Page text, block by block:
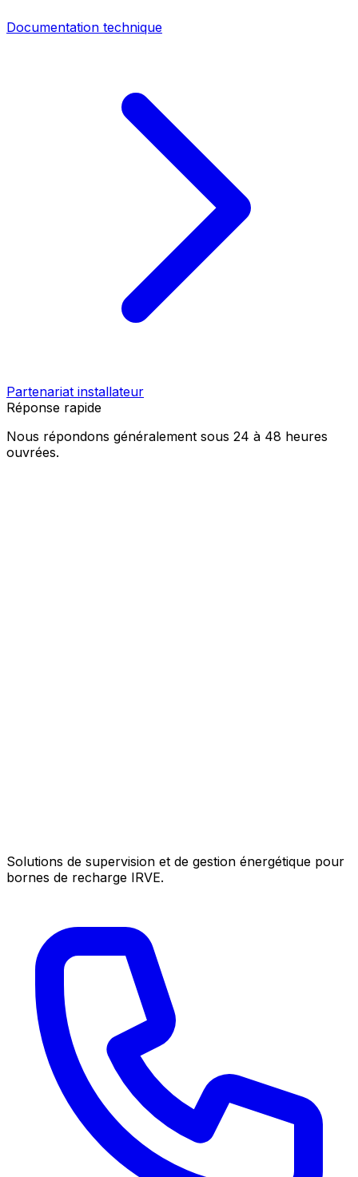
Documentation technique
Partenariat installateur
Réponse rapide
Nous répondons généralement sous 24 à 48 heures
ouvrées.
Solutions de supervision et de gestion énergétique pour
bornes de recharge IRVE.